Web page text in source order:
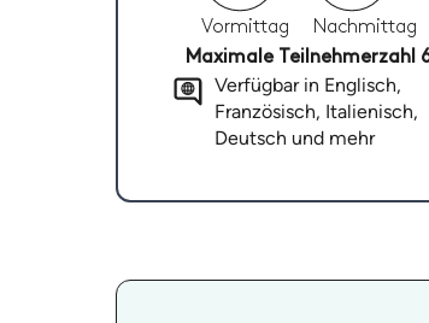
Vormittag
Nachmittag
Maximale Teilnehmerzahl
Verfügbar in Englisch,
Französisch, Italienisch,
Deutsch und mehr